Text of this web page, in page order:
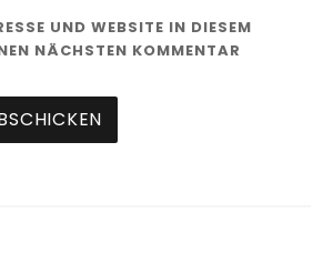
UND WEBSITE IN DIESEM
NÄCHSTEN KOMMENTAR